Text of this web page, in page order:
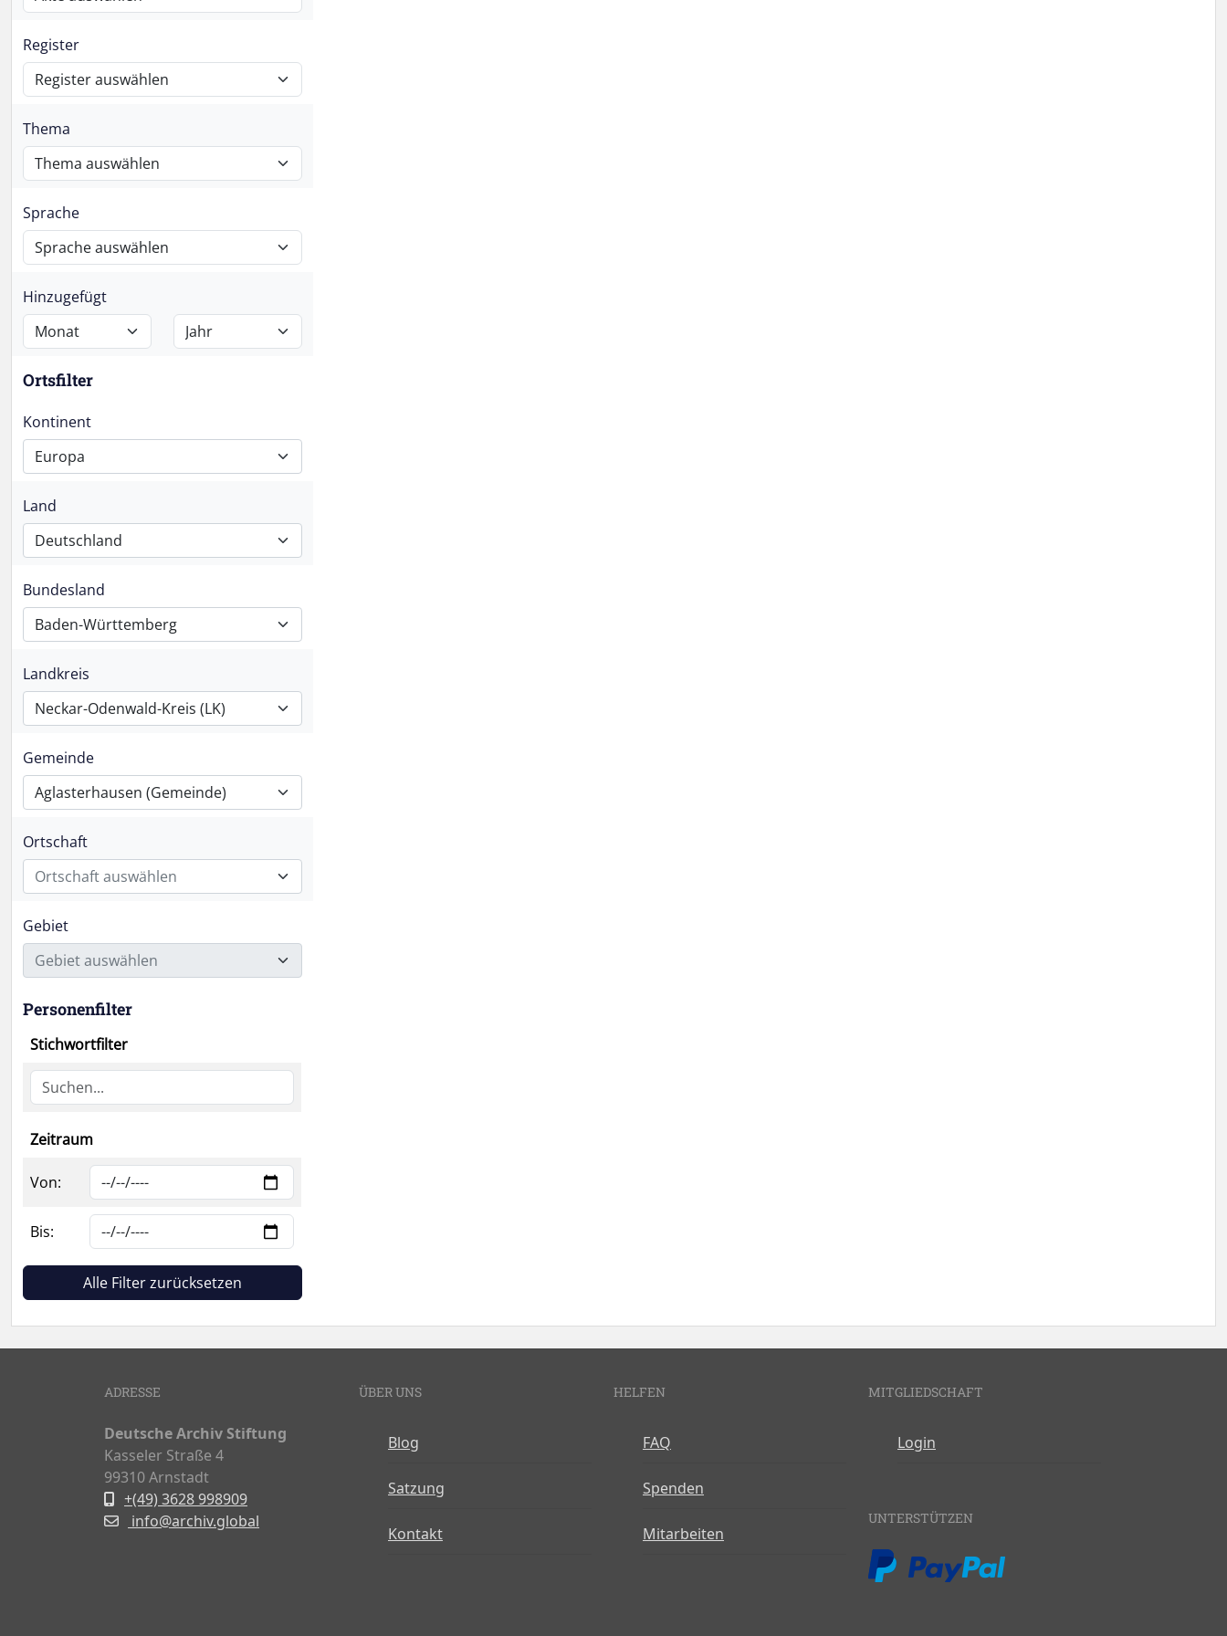
Register
Thema
Sprache
Hinzugefügt
Ortsfilter
Kontinent
Europa
Land
Deutschland
Bundesland
Baden-Württemberg
Landkreis
Neckar-Odenwald-Kreis (LK)
Gemeinde
Aglasterhausen (Gemeinde)
Ortschaft
Ortschaft auswählen
Gebiet
Gebiet auswählen
Personenfilter
Stichwortfilter
Zeitraum
Von:
Bis:
Alle Filter zurücksetzen
ADRESSE
Deutsche Archiv Stiftung
Kasseler Straße 4
99310 Arnstadt
+(49) 3628 998909
info@archiv.global
ÜBER UNS
Blog
Satzung
Kontakt
HELFEN
FAQ
Spenden
Mitarbeiten
MITGLIEDSCHAFT
Login
UNTERSTÜTZEN